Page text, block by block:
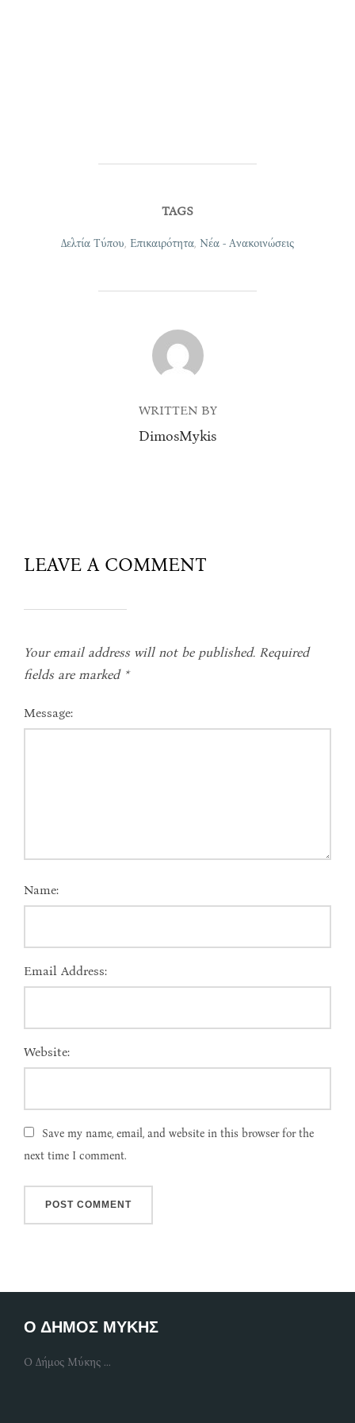
TAGS
Δελτία Τύπου, Επικαιρότητα, Νέα - Ανακοινώσεις
POST AUTHOR
WRITTEN BY
DimosMykis
LEAVE A COMMENT
Your email address will not be published. Required
fields are marked *
Message:
Name:
Email Address:
Website:
Save my name, email, and website in this browser for the
next time I comment.
Ο ΔΗΜΟΣ ΜΥΚΗΣ
Ο Δήμος Μύκης ...